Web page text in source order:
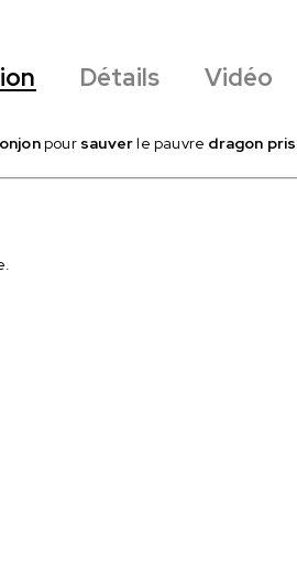
Détails Vidéo
pour sauverle pauvre dragon